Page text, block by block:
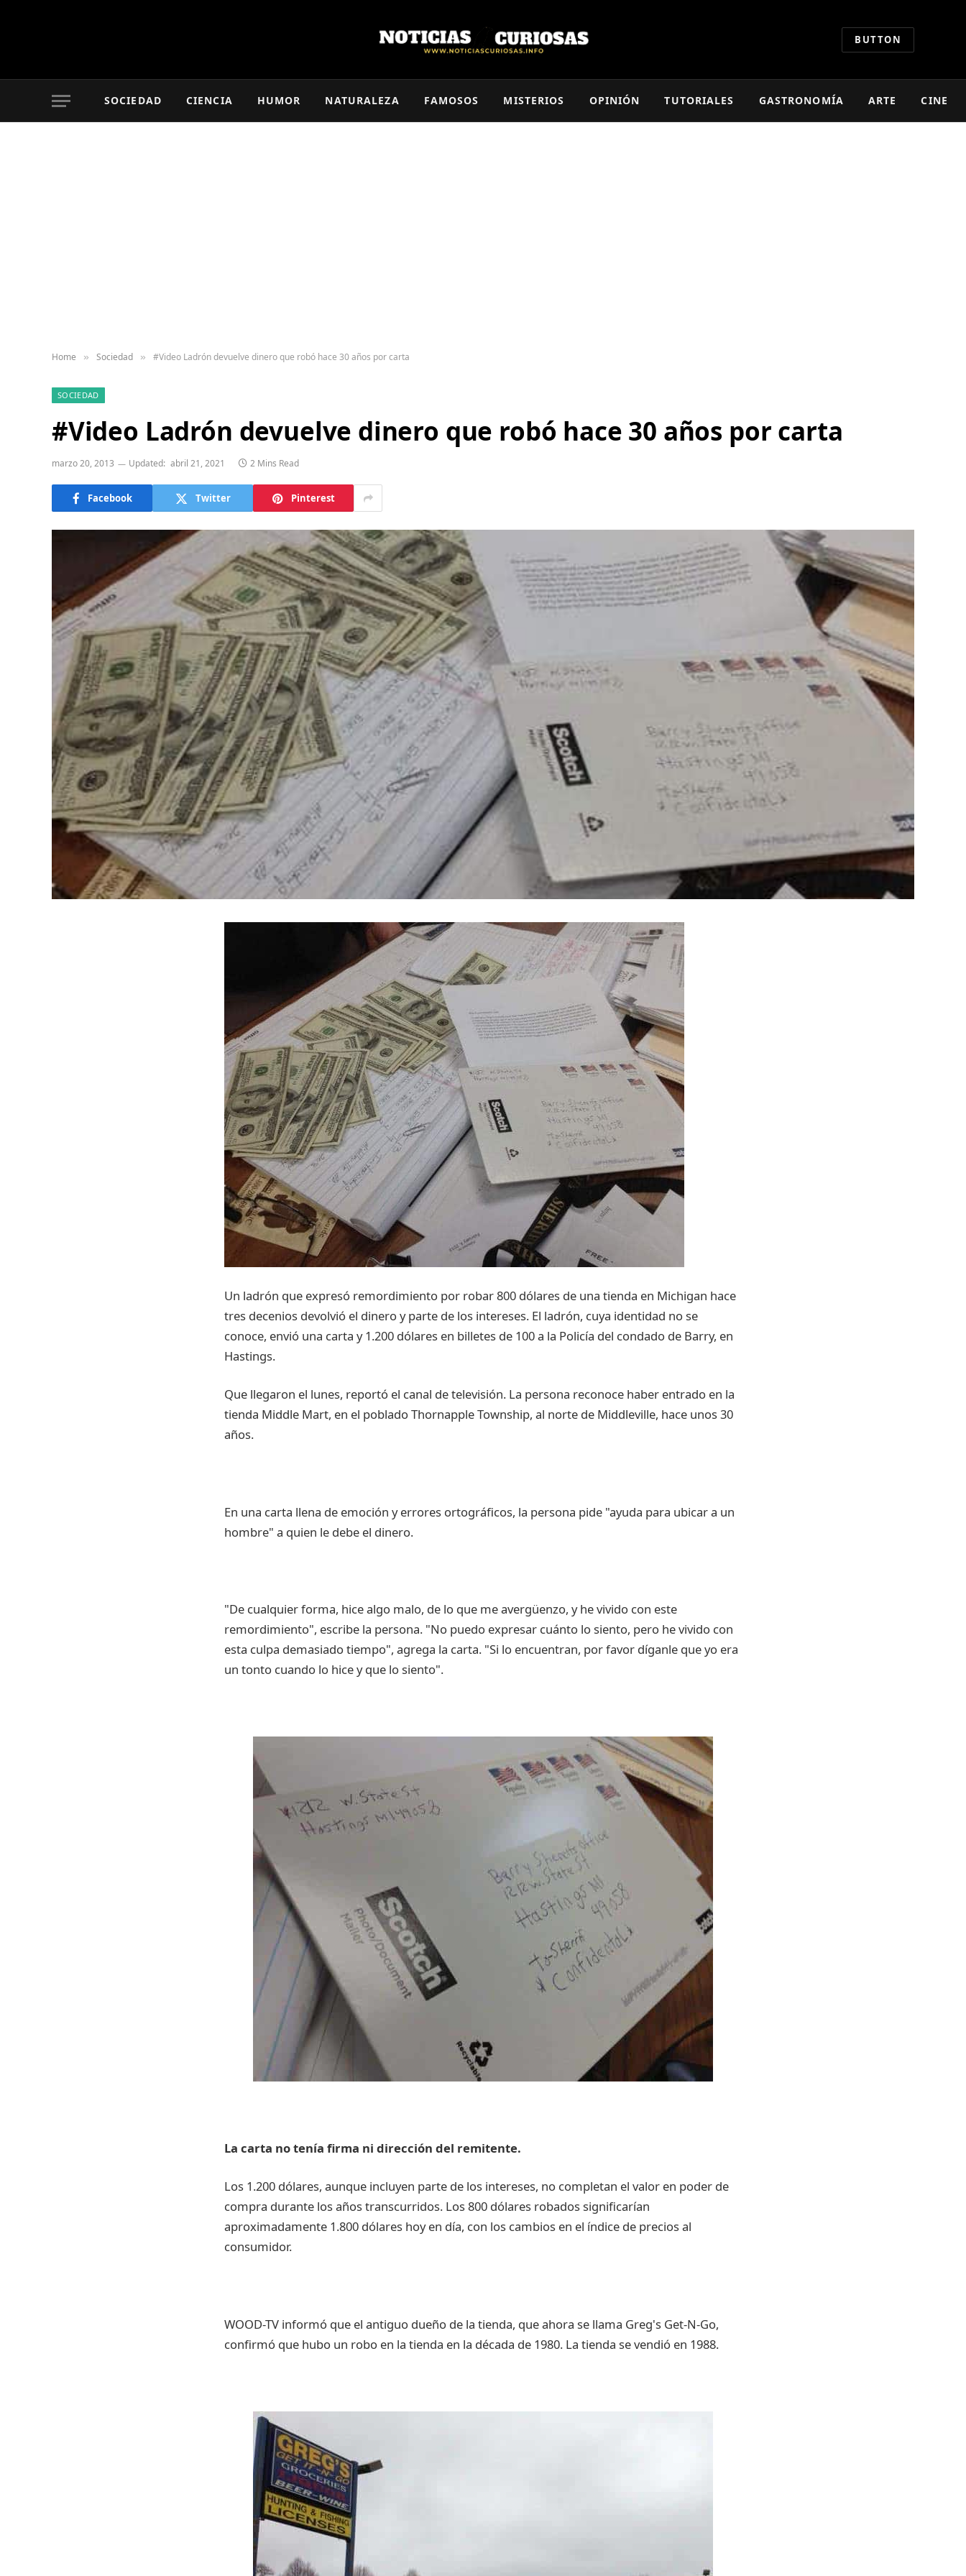
BUTTON
SOCIEDAD CIENCIA HUMOR NATURALEZA FAMOSOS MISTERIOS OPINIÓN TUTORIALES GASTRONOMÍA ARTE CINE
Home » Sociedad » #Video Ladrón devuelve dinero que robó hace 30 años por carta
SOCIEDAD
#Video Ladrón devuelve dinero que robó hace 30 años por carta
marzo 20, 2013 Updated: abril 21, 2021 2 Mins Read
Facebook Twitter Pinterest
Un ladrón que expresó remordimiento por robar 800 dólares de una tienda en Michigan hace
tres decenios devolvió el dinero y parte de los intereses. El ladrón, cuya identidad no se
conoce, envió una carta y 1.200 dólares en billetes de 100 a la Policía del condado de Barry, en
Hastings.
Que llegaron el lunes, reportó el canal de televisión. La persona reconoce haber entrado en la
tienda Middle Mart, en el poblado Thornapple Township, al norte de Middleville, hace unos 30
años.
En una carta llena de emoción y errores ortográficos, la persona pide "ayuda para ubicar a un
hombre" a quien le debe el dinero.
"De cualquier forma, hice algo malo, de lo que me avergüenzo, y he vivido con este
remordimiento", escribe la persona. "No puedo expresar cuánto lo siento, pero he vivido con
esta culpa demasiado tiempo", agrega la carta. "Si lo encuentran, por favor díganle que yo era
un tonto cuando lo hice y que lo siento".
La carta no tenía firma ni dirección del remitente.
Los 1.200 dólares, aunque incluyen parte de los intereses, no completan el valor en poder de
compra durante los años transcurridos. Los 800 dólares robados significarían
aproximadamente 1.800 dólares hoy en día, con los cambios en el índice de precios al
consumidor.
WOOD-TV informó que el antiguo dueño de la tienda, que ahora se llama Greg's Get-N-Go,
confirmó que hubo un robo en la tienda en la década de 1980. La tienda se vendió en 1988.